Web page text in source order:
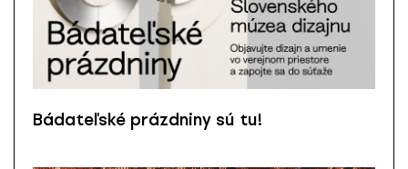
Bádateľské prázdniny sú tu!